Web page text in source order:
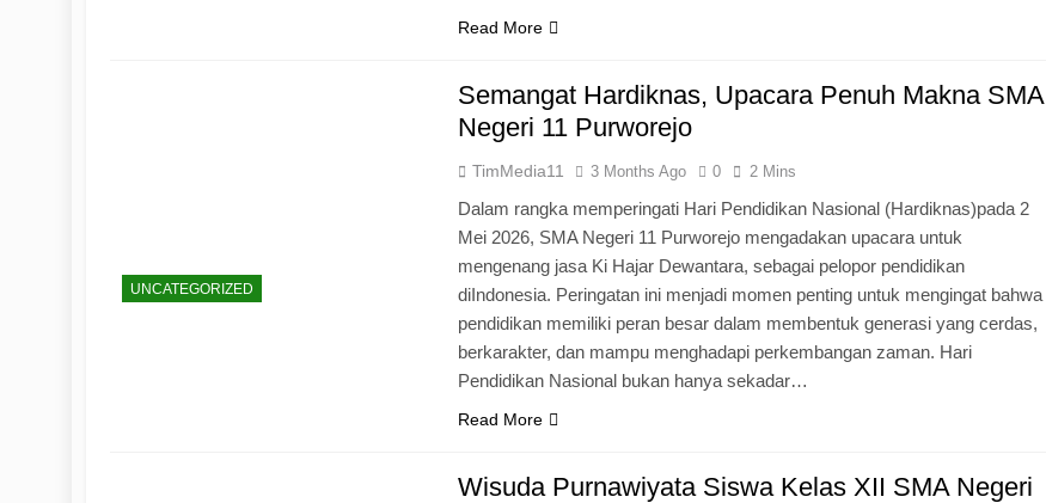
Read More
UNCATEGORIZED
Semangat Hardiknas, Upacara Penuh Makna SMA
Negeri 11 Purworejo
TimMedia11 3 Months Ago 0 2 Mins
Dalam rangka memperingati Hari Pendidikan Nasional (Hardiknas)pada 2
Mei 2026, SMA Negeri 11 Purworejo mengadakan upacara untuk
mengenang jasa Ki Hajar Dewantara, sebagai pelopor pendidikan
diIndonesia. Peringatan ini menjadi momen penting untuk mengingat bahwa
pendidikan memiliki peran besar dalam membentuk generasi yang cerdas,
berkarakter, dan mampu menghadapi perkembangan zaman. Hari
Pendidikan Nasional bukan hanya sekadar…
Read More
Wisuda Purnawiyata Siswa Kelas XII SMA Negeri